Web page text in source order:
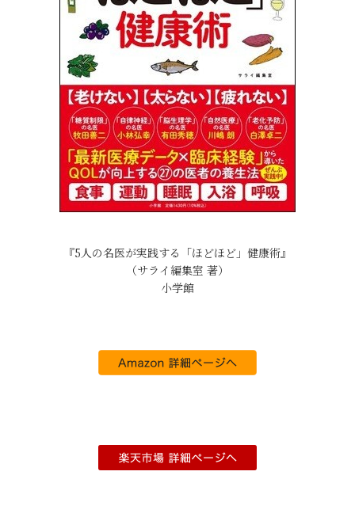
『5人の名医が実践する「ほどほど」健康術』
（サライ編集室 著）
小学館